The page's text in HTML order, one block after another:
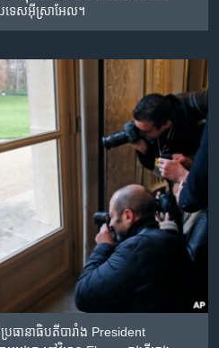
ទេស​អ៊ីស្រាអែល។
រធានាធិបតីបារាំង President